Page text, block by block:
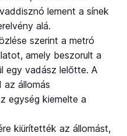
lement a sínek
alá.
szerint a metró
amely beszorult a
egy vadász lelőtte. A
az állomás
egység kiemelte a
kiürítették az állomást,